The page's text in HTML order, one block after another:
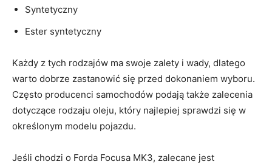
Syntetyczny
Ester syntetyczny
Każdy z tych rodzajów ma swoje zalety i wady, dlatego
warto dobrze⁣ zastanowić się⁢ przed ​dokonaniem wyboru.
Często producenci samochodów podają‌ także zalecenia
dotyczące rodzaju oleju, który najlepiej sprawdzi się w
określonym modelu pojazdu.
Jeśli chodzi o Forda Focusa MK3,‍ zalecane jest